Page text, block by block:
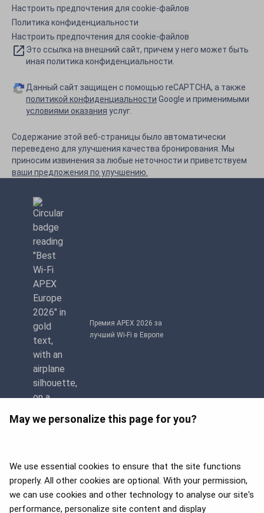
May we personalize this page for you?
We use essential cookies to ensure that the site functions
properly. All other cookies are optional. With your permission,
we can use cookies and other technology to analyse our site's
performance, personalize site content and display
Настроить предпочтения для cookie-файлов
Политика конфиденциальности
Настроить предпочтения для cookie-файлов
Это ссылка на внешний сайт, причем у него может быть
иная политика конфиденциальности.
Данный сайт защищен с помощью reCAPTCHA, а также
политикой конфиденциальности Google и применимыми
условиями оказания услуг.
Содержание этой веб-страницы было автоматически
переведено для улучшения качества бронирования. Мы
приносим извинения за любые неточности и приветствуем
ваши предложения по улучшению.
Премия APEX 2026 за
лучший Wi-Fi в Европе
APEX 2026 Five Star Major
Airline Award